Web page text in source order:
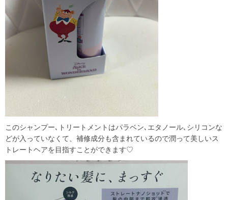
このシャンプー､トリートメントはパラベン､エタノール､シリコンな
どが入っていなくて、補修成分も含まれているので潤って美しいス
トレートヘアを目指すことができます♡